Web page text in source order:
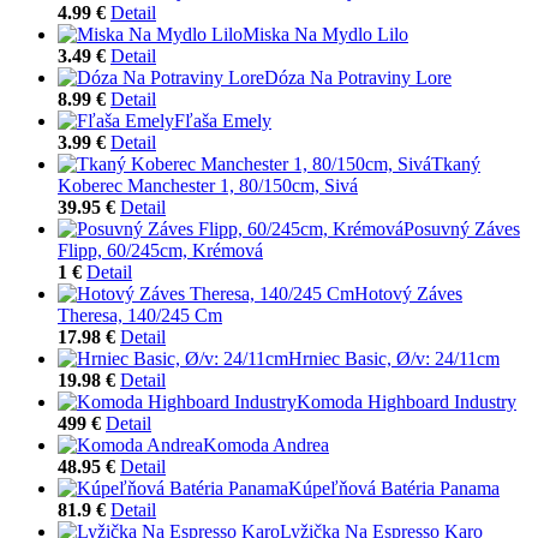
4.99 € Detail
Miska Na Mydlo Lilo
3.49 € Detail
Dóza Na Potraviny Lore
8.99 € Detail
Fľaša Emely
3.99 € Detail
Tkaný
Koberec Manchester 1, 80/150cm, Sivá
39.95 € Detail
Posuvný Záves
Flipp, 60/245cm, Krémová
1 € Detail
Hotový Záves
Theresa, 140/245 Cm
17.98 € Detail
Hrniec Basic, Ø/v: 24/11cm
19.98 € Detail
Komoda Highboard Industry
499 € Detail
Komoda Andrea
48.95 € Detail
Kúpeľňová Batéria Panama
81.9 € Detail
Lyžička Na Espresso Karo